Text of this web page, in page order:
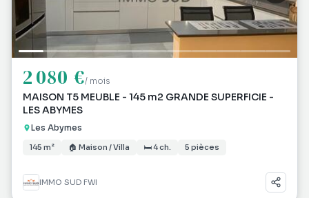
2 080 €/ mois
MAISON T5 MEUBLE - 145 m2 GRANDE SUPERFICIE -
LES ABYMES
Les Abymes
145 m² 🏠 Maison / Villa 🛏 4 ch. 5 pièces
IMMO SUD FWI